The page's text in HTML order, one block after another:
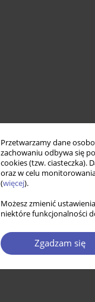
Przetwarzamy dane
zachowaniu odbywa się
cookies (tzw. ciasteczka).
oraz w celu
(więcej).
Możesz zmienić
niektóre funkcjonalności
Zgadzam się